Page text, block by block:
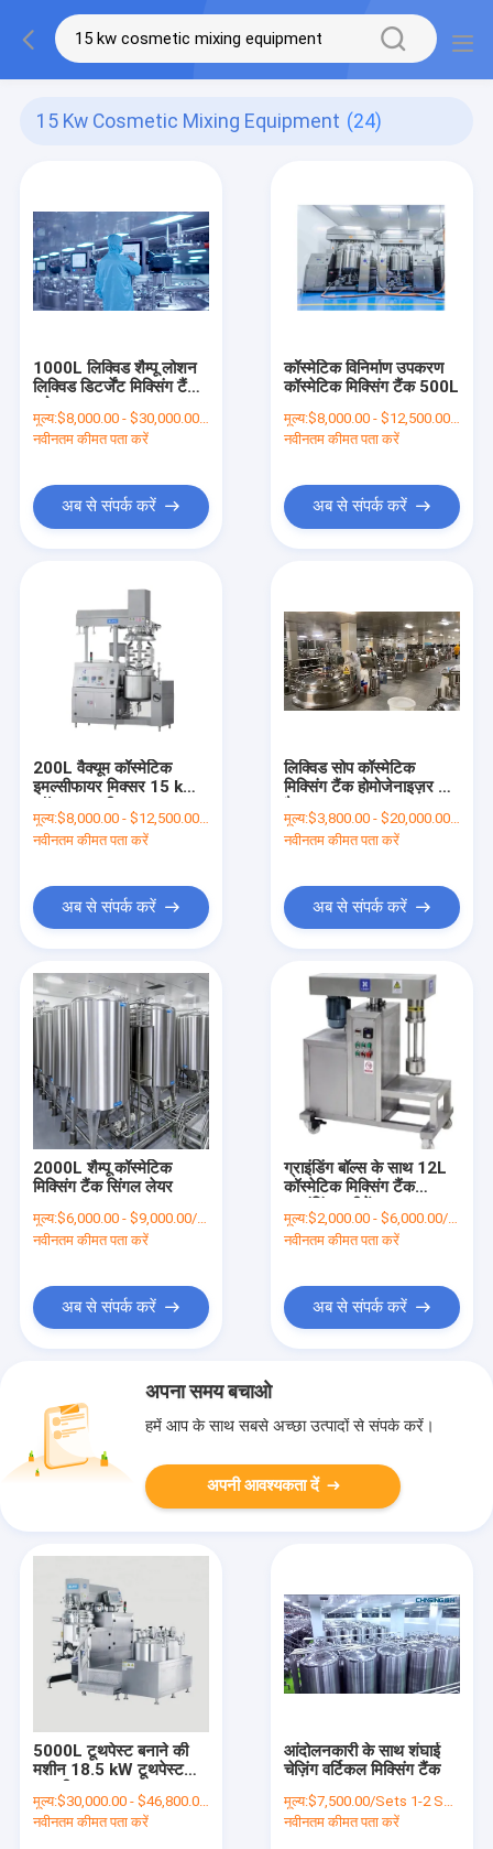
15 Kw Cosmetic Mixing Equipment (24)
1000L लिक्विड शैम्पू लोशन
लिक्विड डिटर्जेंट मिक्सिंग टैंक
मूल्य:$8,000.00 - $30,000.00/Sets
नवीनतम कीमत पता करें
अब से संपर्क करें
कॉस्मेटिक विनिर्माण उपकरण
कॉस्मेटिक मिक्सिंग टैंक 500L
मूल्य:$8,000.00 - $12,500.00/Sets
नवीनतम कीमत पता करें
अब से संपर्क करें
200L वैक्यूम कॉस्मेटिक
इमल्सीफायर मिक्सर 15 kW
मूल्य:$8,000.00 - $12,500.00/Sets
नवीनतम कीमत पता करें
अब से संपर्क करें
लिक्विड सोप कॉस्मेटिक
मिक्सिंग टैंक होमोजेनाइज़र और
मूल्य:$3,800.00 - $20,000.00/Sets
नवीनतम कीमत पता करें
अब से संपर्क करें
2000L शैम्पू कॉस्मेटिक
मिक्सिंग टैंक सिंगल लेयर
मूल्य:$6,000.00 - $9,000.00/Sets
नवीनतम कीमत पता करें
अब से संपर्क करें
ग्राइंडिंग बॉल्स के साथ 12L
कॉस्मेटिक मिक्सिंग टैंक
मूल्य:$2,000.00 - $6,000.00/Sets
नवीनतम कीमत पता करें
अब से संपर्क करें
अपना समय बचाओ
हमें आप के साथ सबसे अच्छा उत्पादों से संपर्क करें।
अपनी आवश्यकता दें
5000L टूथपेस्ट बनाने की
मशीन 18.5 kW टूथपेस्ट
मूल्य:$30,000.00 - $46,800.00/Sets
नवीनतम कीमत पता करें
आंदोलनकारी के साथ शंघाई
चेज़िंग वर्टिकल मिक्सिंग टैंक
मूल्य:$7,500.00/Sets 1-2 Sets
नवीनतम कीमत पता करें